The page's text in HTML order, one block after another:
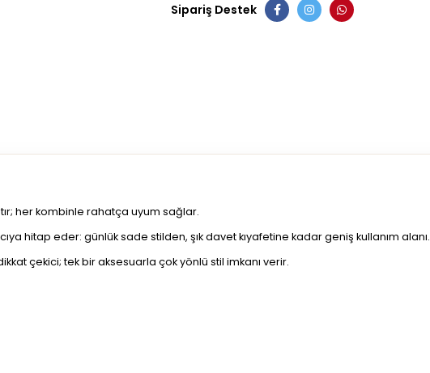
Sipariş Destek
her kombinle rahatça uyum sağlar.
hitap eder: günlük sade stilden, şık davet kıyafetine kadar geniş kullanım alanı.
çekici; tek bir aksesuarla çok yönlü stil imkanı verir.